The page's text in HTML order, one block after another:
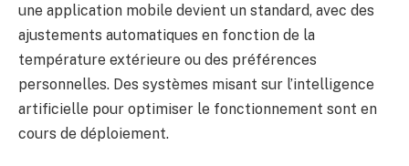
une application mobile devient un standard, avec des
ajustements automatiques en fonction de la
température extérieure ou des préférences
personnelles. Des systèmes misant sur l’intelligence
artificielle pour optimiser le fonctionnement sont en
cours de déploiement.